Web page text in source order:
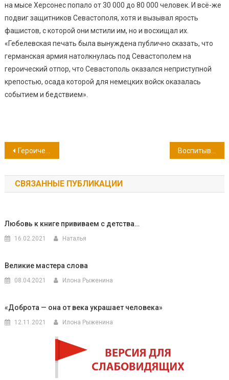
на мысе Херсонес попало от 30 000 до 80 000 человек. И всё-же
подвиг защитников Севастополя, хотя и вызывал ярость
фашистов, с которой они мстили им, но и восхищал их.
«Гебелевская печать была вынуждена публично сказать, что
германская армия натолкнулась под Севастополем на
героический отпор, что Севастополь оказался неприступной
крепостью, осада которой для немецких войск оказалась
событием и бедствием».
Навигация
по
записям
Героическое подполье Севастополя. 29 июня — День партизан и подпольщиков
СВЯЗАННЫЕ ПУБЛИКАЦИИ
Любовь к книге прививаем с детства…
16.02.2021 Наталья
Великие мастера слова
08.04.2021 Илона Рыженина
«Доброта — она от века украшает человека»
12.11.2021 Илона Рыженина